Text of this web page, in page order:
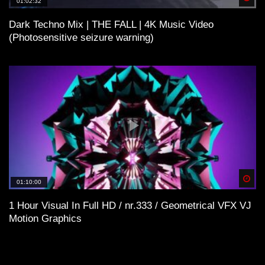
Dark Techno Mix | THE FALL | 4K Music Video
(Photosensitive seizure warning)
01:10:00
1 Hour Visual In Full HD / nr.333 / Geometrical VFX VJ
Motion Graphics